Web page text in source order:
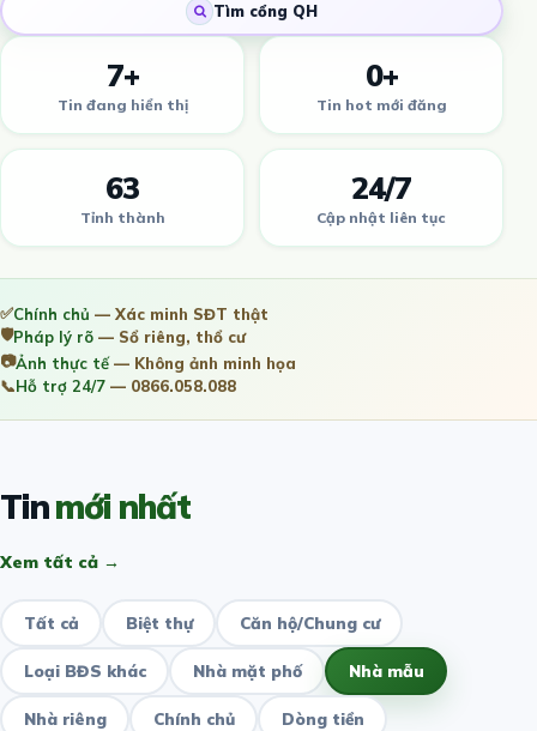
Tìm cổng QH
7+
Tin đang hiển thị
0+
Tin hot mới đăng
63
Tỉnh thành
24/7
Cập nhật liên tục
✅Chính chủ — Xác minh SĐT thật
🛡️Pháp lý rõ — Sổ riêng, thổ cư
📷Ảnh thực tế— Không ảnh minh họa
📞Hỗ trợ 24/7 — 0866.058.088
Tinmới nhất
Xem tất cả →
Tất cả Biệt thự Căn hộ/Chung cư
Loại BĐS khác Nhà mặt phố Nhà mẫu
Nhà riêng Chính chủ Dòng tiền